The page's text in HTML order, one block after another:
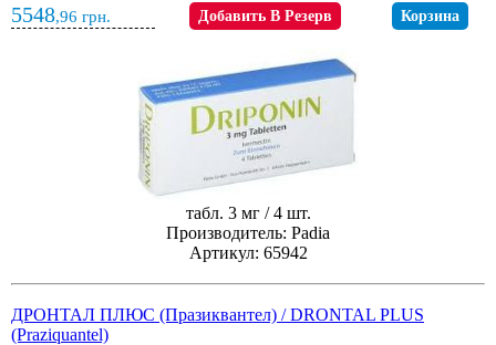
5548,96 грн. Добавить В Резерв Корзина
табл. 3 мг / 4 шт.
Производитель: Padia
Артикул: 65942
ДРОНТАЛ ПЛЮС (Празиквантел) / DRONTAL PLUS
(Praziquantel)